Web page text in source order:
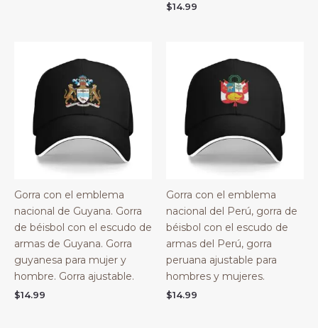
$14.99
Gorra con el emblema
nacional de Guyana. Gorra
de béisbol con el escudo de
armas de Guyana. Gorra
guyanesa para mujer y
hombre. Gorra ajustable.
$14.99
Gorra con el emblema
nacional del Perú, gorra de
béisbol con el escudo de
armas del Perú, gorra
peruana ajustable para
hombres y mujeres.
$14.99